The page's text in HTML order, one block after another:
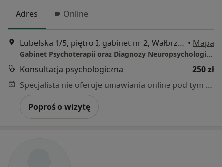
Adres Online
Lubelska 1/5, piętro I, gabinet nr 2, Wałbrzych • Mapa
Gabinet Psychoterapii oraz Diagnozy Neuropsychologicznej Anna Lubańska
Konsultacja psychologiczna
250 zł
Specjalista nie oferuje umawiania online pod tym adresem.
Poproś o wizytę